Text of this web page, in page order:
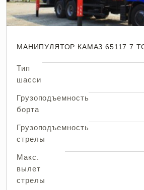
МАНИПУЛЯТОР КАМАЗ 65117 7
Тип
шасси
Грузоподъемность
борта
Грузоподъемность
стрелы
Макс.
вылет
стрелы